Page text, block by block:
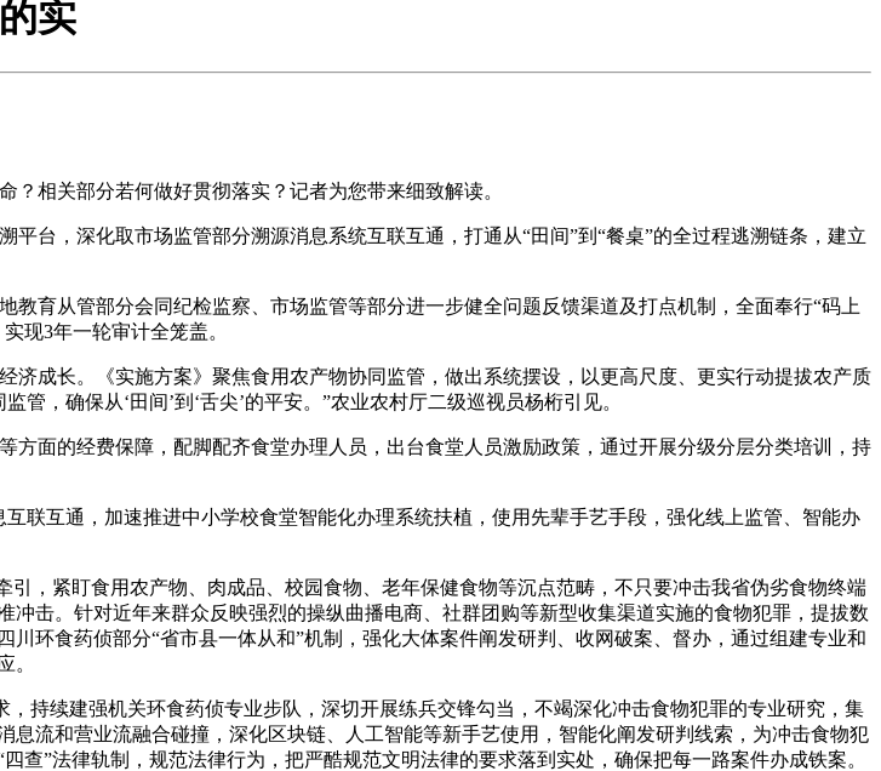
实
相关部分若何做好贯彻落实？记者为您带来细致解读。
，深化取市场监管部分溯源消息系统互联互通，打通从“田间”到“餐桌”的全过程逃溯链条，建立
从管部分会同纪检监察、市场监管等部分进一步健全问题反馈渠道及打点机制，全面奉行“码上
现3年一轮审计全笼盖。
成长。《实施方案》聚焦食用农产物协同监管，做出系统摆设，以更高尺度、更实行动提拔农产质
，确保从‘田间’到‘舌尖’的平安。”农业农村厅二级巡视员杨桁引见。
面的经费保障，配脚配齐食堂办理人员，出台食堂人员激励政策，通过开展分级分层分类培训，持
互通，加速推进中小学校食堂智能化办理系统扶植，使用先辈手艺手段，强化线上监管、智能办
，紧盯食用农产物、肉成品、校园食物、老年保健食物等沉点范畴，不只要冲击我省伪劣食物终端
击。针对近年来群众反映强烈的操纵曲播电商、社群团购等新型收集渠道实施的食物犯罪，提拔数
环食药侦部分“省市县一体从和”机制，强化大体案件阐发研判、收网破案、督办，通过组建专业和
。
持续建强机关环食药侦专业步队，深切开展练兵交锋勾当，不竭深化冲击食物犯罪的专业研究，集
流和营业流融合碰撞，深化区块链、人工智能等新手艺使用，智能化阐发研判线索，为冲击食物犯
”法律轨制，规范法律行为，把严酷规范文明法律的要求落到实处，确保把每一路案件办成铁案。